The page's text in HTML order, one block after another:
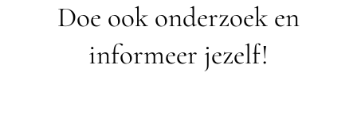
Doe ook onderzoek en
informeer jezelf!